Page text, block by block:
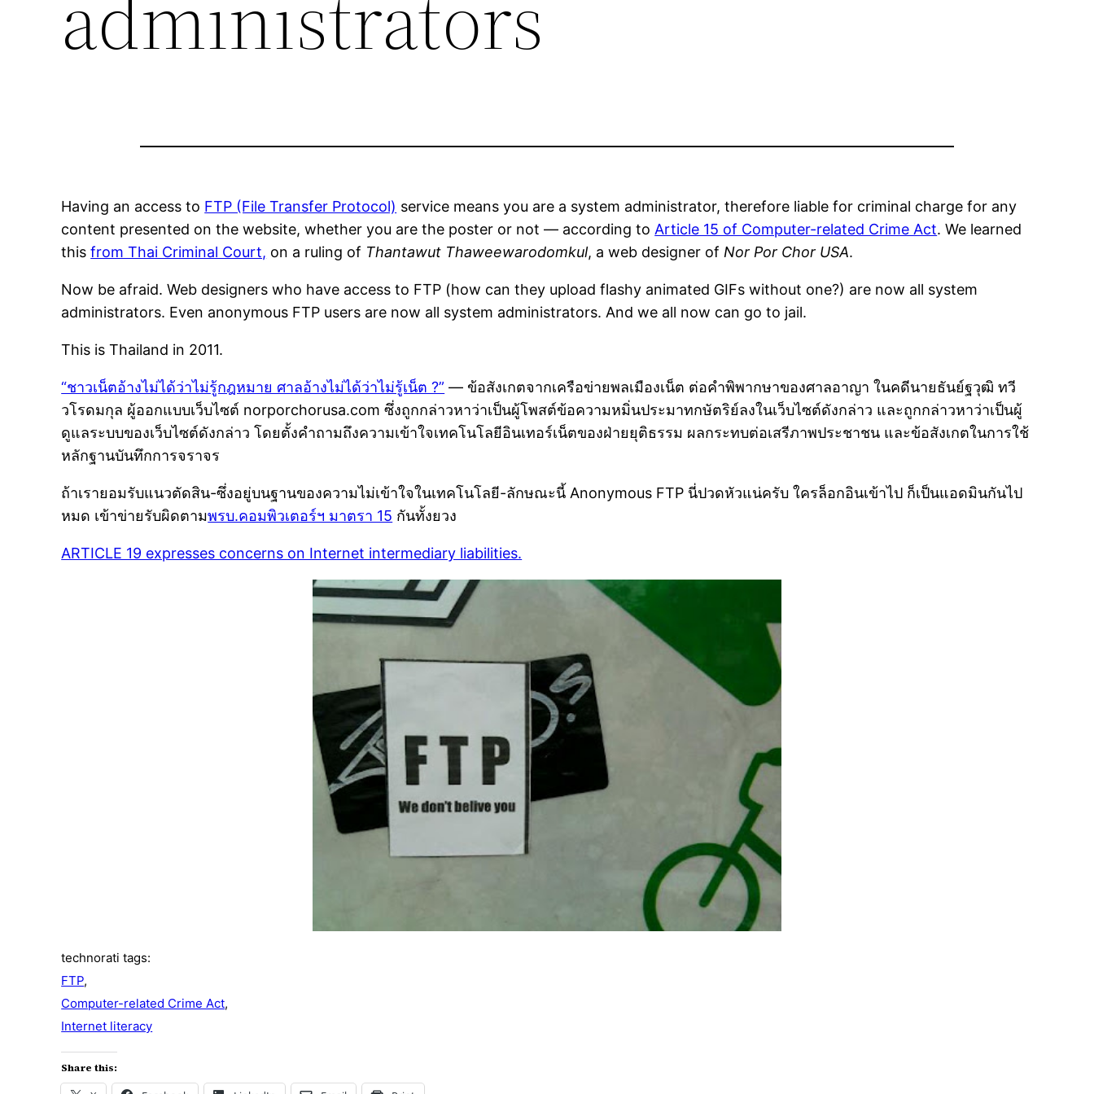
Having an access to FTP (File Transfer Protocol) service means you are a system administrator, therefore liable for criminal charge for any
content presented on the website, whether you are the poster or not — according to Article 15 of Computer-related Crime Act. We learned
thisfrom Thai Criminal Court, on a ruling of Thantawut Thaweewarodomkul, a web designer of Nor Por Chor USA.
Now be afraid. Web designers who have access to FTP (how can they upload flashy animated GIFs without one?) are now all system
administrators. Even anonymous FTP users are now all system administrators. And we all now can go to jail.
This is Thailand in 2011.
“ชาวเน็ตอ้างไม่ได้ว่าไม่รู้กฎหมาย ศาลอ้างไม่ได้ว่าไม่รู้เน็ต ?” — ข้อสังเกตจากเครือข่ายพลเมืองเน็ต ต่อคำพิพากษาของศาลอาญา ในคดีนายธันย์ฐวุฒิ ทวี
วโรดมกุล ผู้ออกแบบเว็บไซต์ norporchorusa.com ซึ่งถูกกล่าวหาว่าเป็นผู้โพสต์ข้อความหมิ่นประมาทกษัตริย์ลงในเว็บไซต์ดังกล่าว และถูกกล่าวหาว่าเป็นผู้
ดูแลระบบของเว็บไซต์ดังกล่าว โดยตั้งคำถามถึงความเข้าใจเทคโนโลยีอินเทอร์เน็ตของฝ่ายยุติธรรม ผลกระทบต่อเสรีภาพประชาชน และข้อสังเกตในการใช้
หลักฐานบันทึกการจราจร
ถ้าเรายอมรับแนวตัดสิน-ซึ่งอยู่บนฐานของความไม่เข้าใจในเทคโนโลยี-ลักษณะนี้ Anonymous FTP นี่ปวดหัวแน่ครับ ใครล็อกอินเข้าไป ก็เป็นแอดมินกันไป
หมด เข้าข่ายรับผิดตามพรบ.คอมพิวเตอร์ฯ มาตรา 15 กันทั้งยวง
ARTICLE 19 expresses concerns on Internet intermediary liabilities.
technorati tags:
FTP,
Computer-related Crime Act,
Internet literacy
Share this: